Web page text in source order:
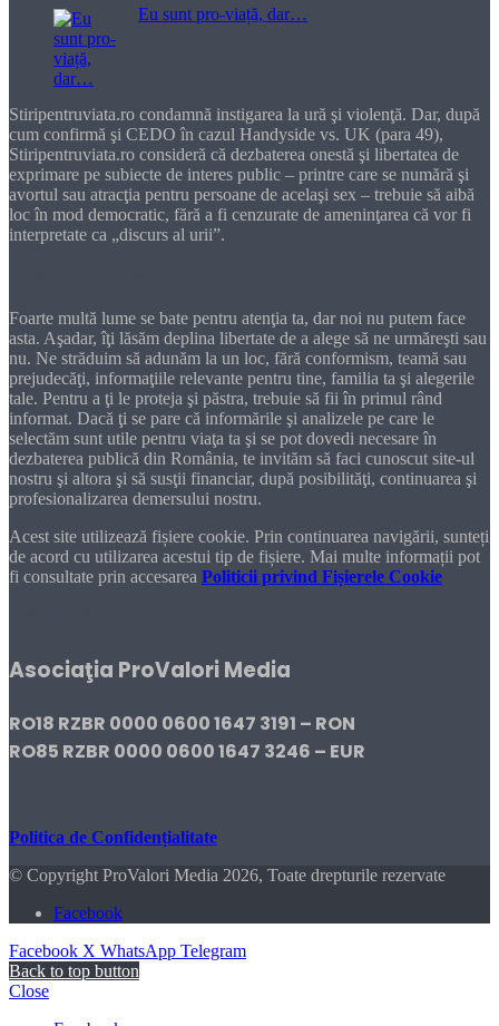
Eu sunt pro-viață, dar…
Stiripentruviata.ro condamnă instigarea la ură şi violenţă. Dar, după
cum confirmă şi CEDO în cazul Handyside vs. UK (para 49),
Stiripentruviata.ro consideră că dezbaterea onestă şi libertatea de
exprimare pe subiecte de interes public – printre care se numără şi
avortul sau atracţia pentru persoane de acelaşi sex – trebuie să aibă
loc în mod democratic, fără a fi cenzurate de ameninţarea că vor fi
interpretate ca „discurs al urii”.
Foarte multă lume se bate pentru atenţia ta, dar noi nu putem face
asta. Aşadar, îţi lăsăm deplina libertate de a alege să ne urmăreşti sau
nu. Ne străduim să adunăm la un loc, fără conformism, teamă sau
prejudecăţi, informaţiile relevante pentru tine, familia ta şi alegerile
tale. Pentru a ţi le proteja şi păstra, trebuie să fii în primul rând
informat. Dacă ţi se pare că informările şi analizele pe care le
selectăm sunt utile pentru viaţa ta şi se pot dovedi necesare în
dezbaterea publică din România, te invităm să faci cunoscut site-ul
nostru şi altora şi să susţii financiar, după posibilităţi, continuarea şi
profesionalizarea demersului nostru.
Acest site utilizează fișiere cookie. Prin continuarea navigării, sunteți
de acord cu utilizarea acestui tip de fișiere. Mai multe informații pot
fi consultate prin accesarea Politicii privind Fișierele Cookie
Asociaţia ProValori Media
RO18 RZBR 0000 0600 1647 3191 – RON
RO85 RZBR 0000 0600 1647 3246 – EUR
Politica de Confidențialitate
© Copyright ProValori Media 2026, Toate drepturile rezervate
Facebook
Facebook X WhatsApp Telegram
Back to top button
Close